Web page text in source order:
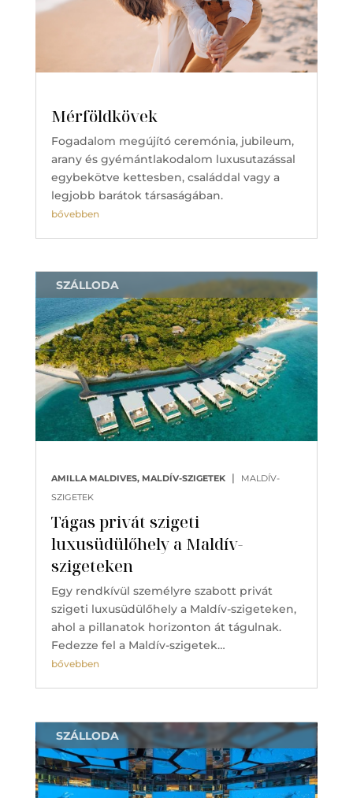
Mérföldkövek
Fogadalom megújító ceremónia, jubileum,
arany és gyémántlakodalom luxusutazással
egybekötve kettesben, családdal vagy a
legjobb barátok társaságában.
bővebben
Tágas privát szigeti
luxusüdülőhely a Maldív-
szigeteken
AMILLA MALDIVES, MALDÍV-SZIGETEK |
MALDÍV-
SZIGETEK
SZÁLLODA
Egy rendkívül személyre szabott privát
szigeti luxusüdülőhely a Maldív-szigeteken,
ahol a pillanatok horizonton át tágulnak.
Fedezze fel a Maldív-szigetek…
bővebben
SZÁLLODA